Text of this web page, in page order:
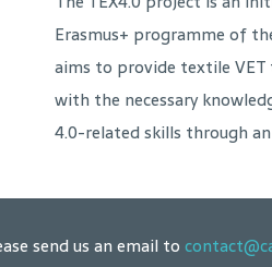
Erasmus+ programme of
aims to provide textile VET
with the necessary
4.0-related skills through
send us an email to